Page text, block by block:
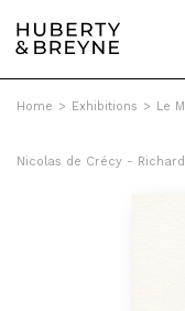
Home > Exhibitions > Le
Nicolas de Crécy -